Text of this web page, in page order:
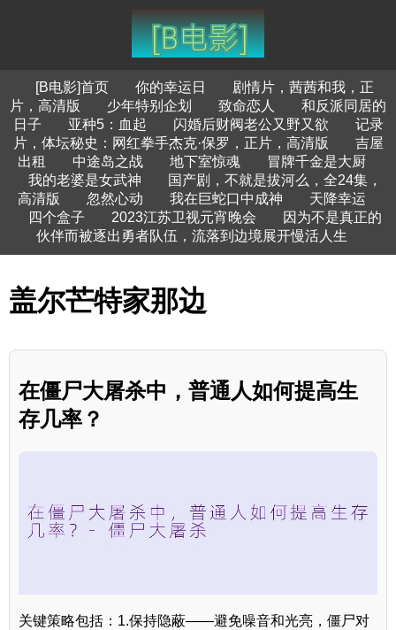
[B电影]首页 你的幸运日
剧情片，茜茜和我，正
片，高清版
少年特别企划 致命恋人
和反派同居的
日子
亚种5：血起 闪婚后财阀老公又野又欲
记录
片，体坛秘史：网红拳手杰克·保罗，正片，高清版
吉屋
出租
中途岛之战 地下室惊魂
冒牌千金是大厨
我的老婆是女武神
国产剧，不就是拔河么，全24集，
高清版
忽然心动 我在巨蛇口中成神
天降幸运
四个盒子
2023江苏卫视元宵晚会
因为不是真正的
伙伴而被逐出勇者队伍，流落到边境展开慢活人生
盖尔芒特家那边
在僵尸大屠杀中，普通人如何提高生
存几率？
关键策略包括：1.保持隐蔽——避免噪音和光亮，僵尸对